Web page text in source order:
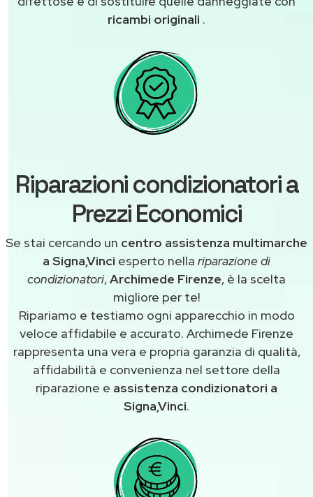
ricambi originali .
Riparazioni condizionatori a
Prezzi Economici
Se stai cercando un centro assistenza multimarche
a Signa,Vinci esperto nella riparazione di
condizionatori,Archimede Firenze, è la scelta
migliore per te!
Ripariamo e testiamo ogni apparecchio in modo
veloce affidabile e accurato. Archimede Firenze
rappresenta una vera e propria garanzia di qualità,
affidabilità e convenienza nel settore della
riparazione e assistenza condizionatori a
Signa,Vinci.